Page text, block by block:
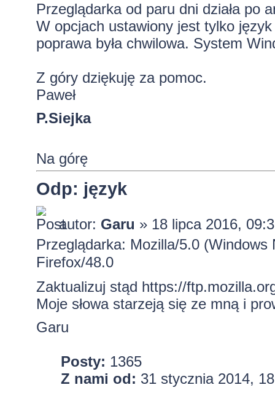
Przeglądarka od paru dni działa po
W opcjach ustawiony jest tylko
poprawa była chwilowa. System
Z góry dziękuję za pomoc.
Paweł
P.Siejka
Na górę
Odp: język
autor: Garu » 18 lipca 2016,
Przeglądarka: Mozilla/5.0
Firefox/48.0
Zaktualizuj stąd https://
Moje słowa starzeją się ze mną i
Garu
Posty: 1365
Z nami od: 31 stycznia 2014,